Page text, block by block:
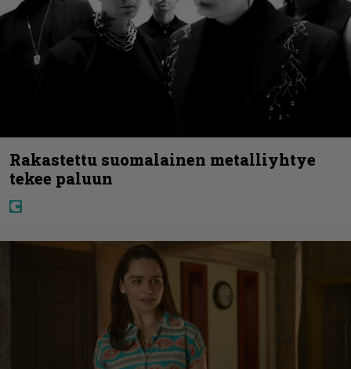
Rakastettu suomalainen metalliyhtye
tekee paluun